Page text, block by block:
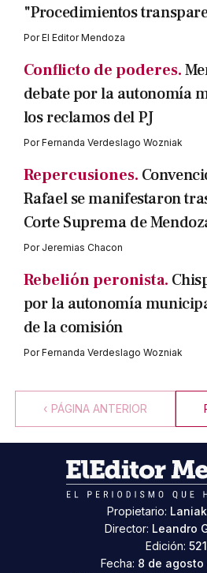
"Procedimientos
PorEl Editor Mendoza
Conflicto de poderes.
debate por la autonomía
los reclamos del PJ
PorFernanda Verdeslago Wozniak
Repercusiones.
Rafael se manifestaron
Corte Suprema de
Por Jeremias Chacon
Rebelión peronista.
por la autonomía
de la comisión
PorFernanda Verdeslago Wozniak
‹ PÁGINA ANTERIOR
Propietario:
Director: Leandro
Edición: 521
Fecha: 8 de agosto